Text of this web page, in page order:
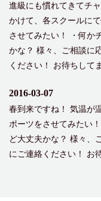
進級にも慣れてきてチ
かけて、各スクールに
させてみたい！ ・何か
かな？ 様々、ご相談に
ください！ お待ちして
2016-03-07
春到来ですね！ 気温が
ポーツをさせてみたい
ど大丈夫かな？ 様々、
にご連絡ください！ お